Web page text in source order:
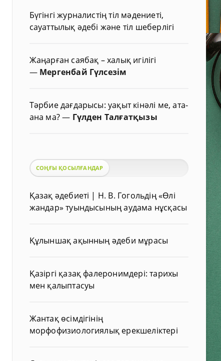
Бүгінгі журналистің тіл мәдениеті,
сауаттылық әдебі және тіл шеберлігі
Жаңарған саябақ – халық игілігі
— Мергенбай Гүлсезім
Тәрбие дағдарысы: уақыт кінәлі ме, ата-
ана ма?— Гүлден Талғатқызы
СОҢҒЫ ҚОСЫЛҒАНДАР
Қазақ әдебиеті | Н. В. Гогольдің «Өлі
жандар» туындысының аудама нұсқасы
Құлыншақ ақынның әдеби мұрасы
Қазіргі қазақ фалеронимдері: тарихы
мен қалыптасуы
Жантақ өсімдігінің
морфофизиологиялық ерекшеліктері